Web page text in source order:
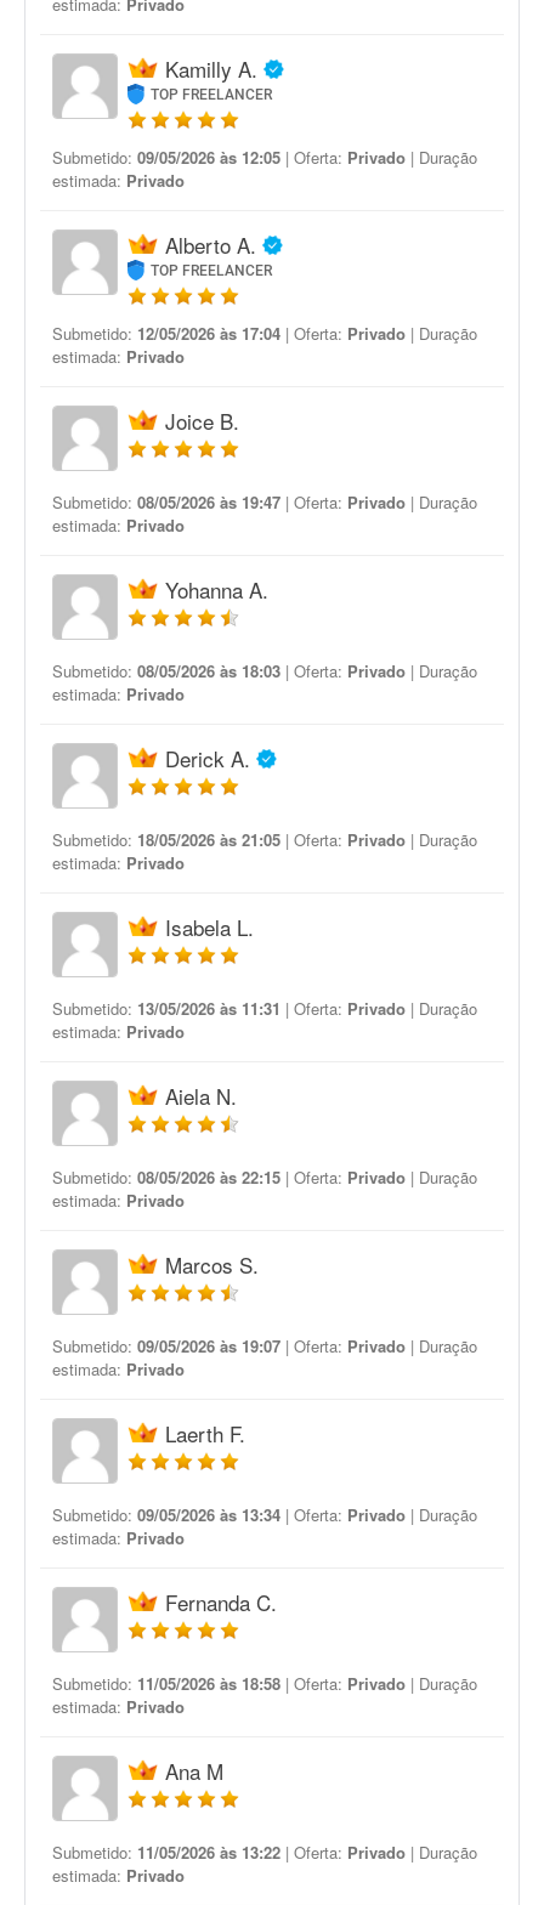
Kamilly A.
TOP FREELANCER
Submetido: 09/05/2026 às 12:05 | Oferta: Privado | Duração
estimada: Privado
Alberto A.
TOP FREELANCER
Submetido: 12/05/2026 às 17:04 | Oferta: Privado | Duração
estimada: Privado
Joice B.
Submetido: 08/05/2026 às 19:47 | Oferta: Privado | Duração
estimada: Privado
Yohanna A.
Submetido: 08/05/2026 às 18:03 | Oferta: Privado | Duração
estimada: Privado
Derick A.
Submetido: 18/05/2026 às 21:05 | Oferta: Privado | Duração
estimada: Privado
Isabela L.
Submetido: 13/05/2026 às 11:31 | Oferta: Privado | Duração
estimada: Privado
Aiela N.
Submetido: 08/05/2026 às 22:15 | Oferta: Privado | Duração
estimada: Privado
Marcos S.
Submetido: 09/05/2026 às 19:07 | Oferta: Privado | Duração
estimada: Privado
Laerth F.
Submetido: 09/05/2026 às 13:34 | Oferta: Privado | Duração
estimada: Privado
Fernanda C.
Submetido: 11/05/2026 às 18:58 | Oferta: Privado | Duração
estimada: Privado
Ana M
Submetido: 11/05/2026 às 13:22 | Oferta: Privado | Duração
estimada: Privado